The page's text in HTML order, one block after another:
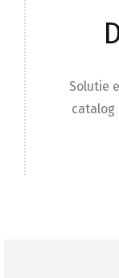
Solutie